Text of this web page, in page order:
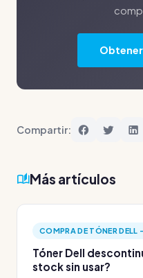
Compartir:
Más artículos
COMPRA DE TÓNER
Tóner Dell
stock sin usar?